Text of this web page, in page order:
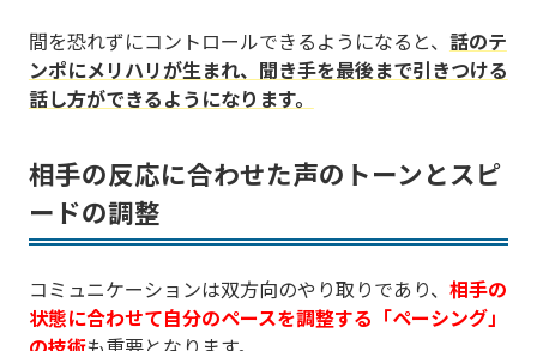
間を恐れずにコントロールできるようになると、 話のテ
ンポにメリハリが生まれ、聞き手を最後まで引きつける
話し方ができるようになります。
相手の反応に合わせた声のトーンとスピ
ードの調整
コミュニケーションは双方向のやり取りであり、 相手の
状態に合わせて自分のペースを調整する「ペーシング」